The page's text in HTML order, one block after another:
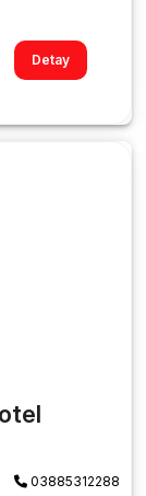
Detay
03885312288